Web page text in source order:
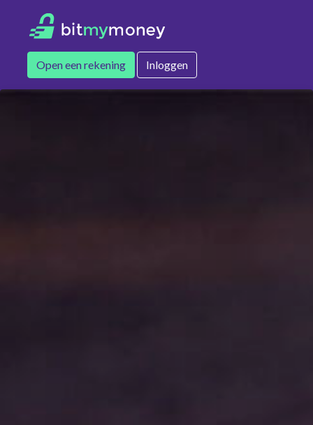
Open een rekening Inloggen